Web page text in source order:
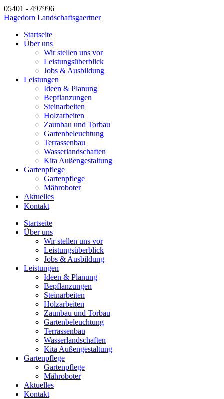
05401 - 497996
Hagedorn Landschaftsgaertner
Startseite
Über uns
Wir stellen uns vor
Leistungsüberblick
Jobs & Ausbildung
Leistungen
Ideen & Planung
Bepflanzungen
Steinarbeiten
Holzarbeiten
Zaunbau und Torbau
Gartenbeleuchtung
Terrassenbau
Wasserlandschaften
Kita Außengestaltung
Gartenpflege
Gartenpflege
Mähroboter
Aktuelles
Kontakt
Startseite
Über uns
Wir stellen uns vor
Leistungsüberblick
Jobs & Ausbildung
Leistungen
Ideen & Planung
Bepflanzungen
Steinarbeiten
Holzarbeiten
Zaunbau und Torbau
Gartenbeleuchtung
Terrassenbau
Wasserlandschaften
Kita Außengestaltung
Gartenpflege
Gartenpflege
Mähroboter
Aktuelles
Kontakt